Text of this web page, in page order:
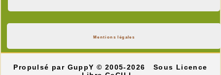
Mentions légales
Propulsé par GuppY© 2005-2026
Sous Licence